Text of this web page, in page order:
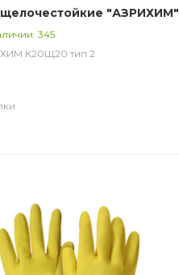
"АЗРИХИМ"
2 (КЩСТ-2 (АЗРИ)
345
К20Щ20 тип 2